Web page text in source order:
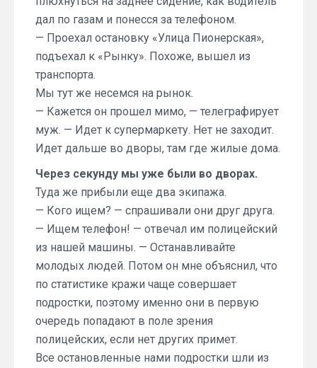
дал по газам и понесся за телефоном.
— Проехал остановку «Улица Пионерская»,
подъехал к «Рынку». Похоже, вышел из
транспорта.
Мы тут же несемся на рынок.
— Кажется он прошел мимо, — телеграфирует
муж. — Идет к супермаркету. Нет не заходит.
Идет дальше во дворы, там где жилые дома.
Через секунду мы уже были во дворах.
Туда же прибыли еще два экипажа.
— Кого ищем? — спрашивали они друг друга.
— Ищем телефон! — отвечал им полицейский
из нашей машины. — Останавливайте
молодых людей. Потом он мне объяснил, что
по статистике кражи чаще совершает
подростки, поэтому именно они в первую
очередь попадают в поле зрения
полицейских, если нет других примет.
Все остановленные нами подростки шли из